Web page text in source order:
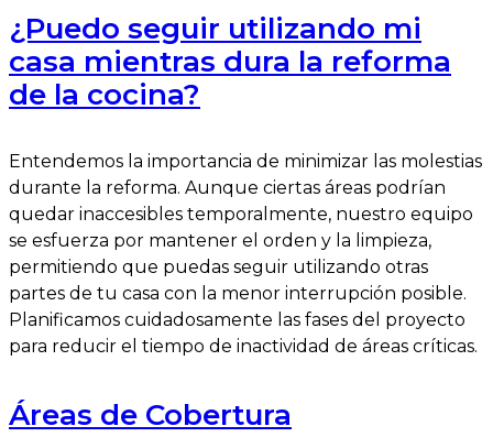
¿Puedo seguir utilizando mi
casa mientras dura la reforma
de la cocina?
Entendemos la importancia de minimizar las molestias
durante la reforma. Aunque ciertas áreas podrían
quedar inaccesibles temporalmente, nuestro equipo
se esfuerza por mantener el orden y la limpieza,
permitiendo que puedas seguir utilizando otras
partes de tu casa con la menor interrupción posible.
Planificamos cuidadosamente las fases del proyecto
para reducir el tiempo de inactividad de áreas críticas.
Áreas de Cobertura